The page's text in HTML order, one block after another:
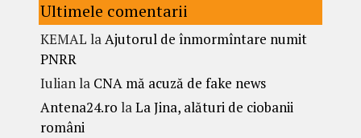
Ultimele comentarii
KEMAL laAjutorul de înmormîntare numit
PNRR
Iulianla CNA mă acuză de fake news
Antena24.ro laLa Jina, alături de ciobanii
români